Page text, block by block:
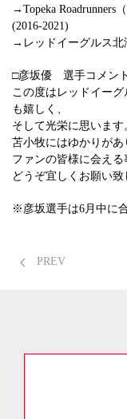
→Topeka
(2016-2021)
→レッドイーグルス北
□彦坂優 選手コメント
この度はレッドイー
も嬉しく、
そして光栄に思います
苫小牧にはゆかりが
ファンの皆様に会える
どうぞ宜しくお願い致
※彦坂選手は6月中に
PREV